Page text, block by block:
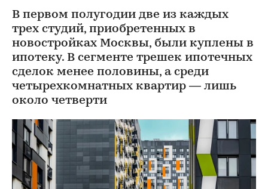
В первом полугодии две из каждых
трех студий, приобретенных в
новостройках Москвы, были куплены в
ипотеку. В сегменте трешек ипотечных
сделок менее половины, а среди
четырехкомнатных квартир — лишь
около четверти